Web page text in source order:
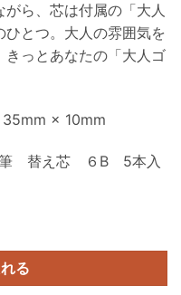
ら、芯は付属の「大人
とつ。大人の雰囲気を
きっとあなたの「大人ゴ
× 10mm
筆 替え芯 ６B 5本入
本入 - OTP-2006B 個
る